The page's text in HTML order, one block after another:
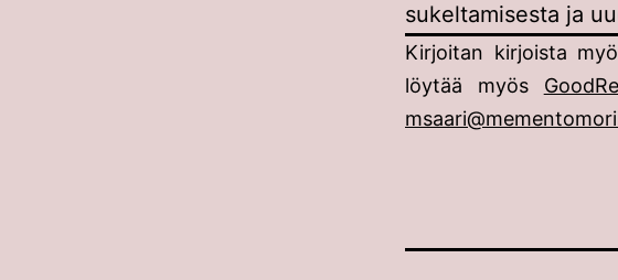
sukeltamisesta ja
Kirjoitan kirjoista
löytää myös